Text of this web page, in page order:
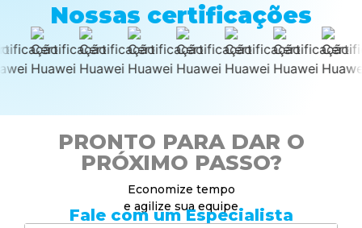
Nossas certificações
PRONTO PARA DAR O
PRÓXIMO PASSO?
Economize tempo
e agilize sua equipe
Fale com um Especialista